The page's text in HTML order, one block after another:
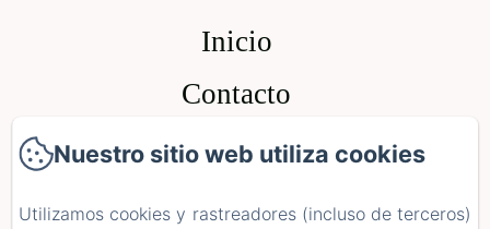
Inicio
Contacto
Política de privacidad
Información legal
Nuestro sitio web utiliza cookies
Utilizamos cookies y rastreadores (incluso de terceros)